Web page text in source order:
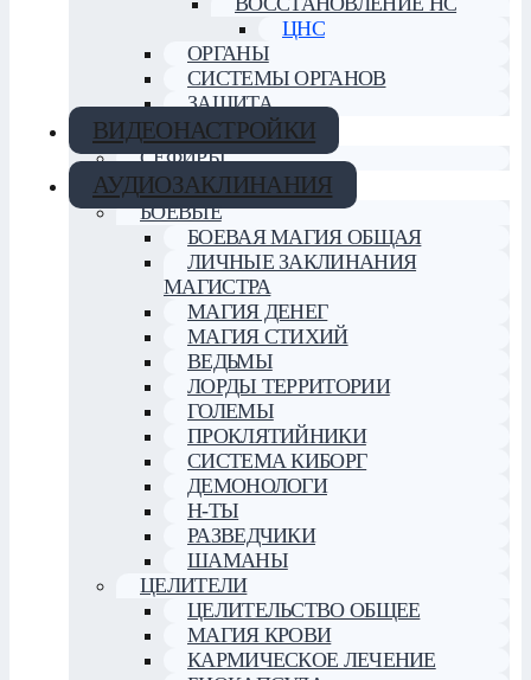
ЦНС
ОРГАНЫ
СИСТЕМЫ ОРГАНОВ
ЗАЩИТА
ВИДЕОНАСТРОЙКИ
СЕФИРЫ
АУДИОЗАКЛИНАНИЯ
БОЕВЫЕ
БОЕВАЯ МАГИЯ ОБЩАЯ
ЛИЧНЫЕ ЗАКЛИНАНИЯ
МАГИСТРА
МАГИЯ ДЕНЕГ
МАГИЯ СТИХИЙ
ВЕДЬМЫ
ЛОРДЫ ТЕРРИТОРИИ
ГОЛЕМЫ
ПРОКЛЯТИЙНИКИ
СИСТЕМА КИБОРГ
ДЕМОНОЛОГИ
Н-ТЫ
РАЗВЕДЧИКИ
ШАМАНЫ
ЦЕЛИТЕЛИ
ЦЕЛИТЕЛЬСТВО ОБЩЕЕ
МАГИЯ КРОВИ
КАРМИЧЕСКОЕ ЛЕЧЕНИЕ